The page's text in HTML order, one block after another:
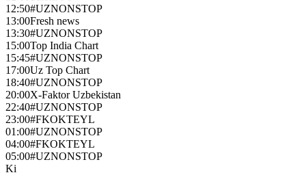
12:50#UZNONSTOP
13:00Fresh news
13:30#UZNONSTOP
15:00Top India Chart
15:45#UZNONSTOP
17:00Uz Top Chart
18:40#UZNONSTOP
20:00X-Faktor Uzbekistan
22:40#UZNONSTOP
23:00#FKOKTEYL
01:00#UZNONSTOP
04:00#FKOKTEYL
05:00#UZNONSTOP
Ki